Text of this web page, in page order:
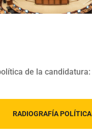
de la candidatura:
RADIOGRAFÍA POLÍTICA